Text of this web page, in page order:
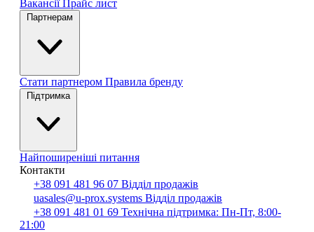
ВакансіїПрайс лист
Партнерам
Стати партнером Правила бренду
Підтримка
Найпоширеніші питання
Контакти
+38 091 481 96 07 Відділ продажів
uasales@u-prox.systems Відділ продажів
+38 091 481 01 69 Технічна підтримка: Пн-Пт, 8:00-
21:00